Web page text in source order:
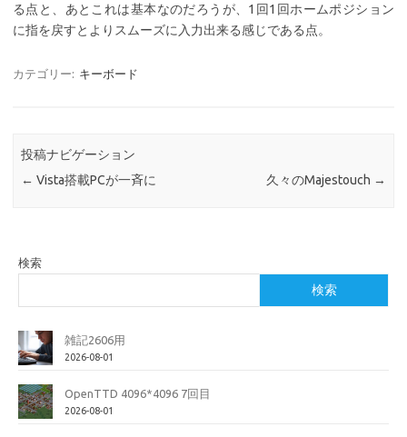
る点と、あとこれは基本なのだろうが、1回1回ホームポジション
に指を戻すとよりスムーズに入力出来る感じである点。
カテゴリー: キーボード
投稿ナビゲーション
← Vista搭載PCが一斉に 久々のMajestouch →
検索
検索
雑記2606用
2026-08-01
OpenTTD 4096*4096 7回目
2026-08-01